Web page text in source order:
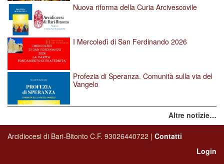
Nuova riforma della Curia Arcivescovile
I Mercoledì di San Ferdinando 2026
Profezia di Speranza. Comunità sulla via del
Vangelo
Altre notizie…
Arcidiocesi di Bari-Bitonto C.F. 93026440722 | Contatti
Login